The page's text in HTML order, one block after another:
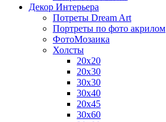
Декор Интерьера
Потреты Dream Art
Портреты по фото акрилом
ФотоМозаика
Холсты
20х20
20х30
30х30
30х40
20х45
30х60